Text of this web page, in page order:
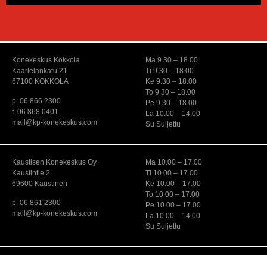
Konekeskus Kokkola
Kaarlelankatu 21
67100 KOKKOLA
p. 06 866 2300
f. 06 868 0401
mail@kp-konekeskus.com
Ma 9.30 – 18.00
Ti 9.30 – 18.00
Ke 9.30 – 18.00
To 9.30 – 18.00
Pe 9.30 – 18.00
La 10.00 – 14.00
Su Suljettu
Kaustisen Konekeskus Oy
Kaustintie 2
69600 Kaustinen
p. 06 861 2300
mail@kp-konekeskus.com
Ma 10.00 – 17.00
Ti 10.00 – 17.00
Ke 10.00 – 17.00
To 10.00 – 17.00
Pe 10.00 – 17.00
La 10.00 – 14.00
Su Suljettu